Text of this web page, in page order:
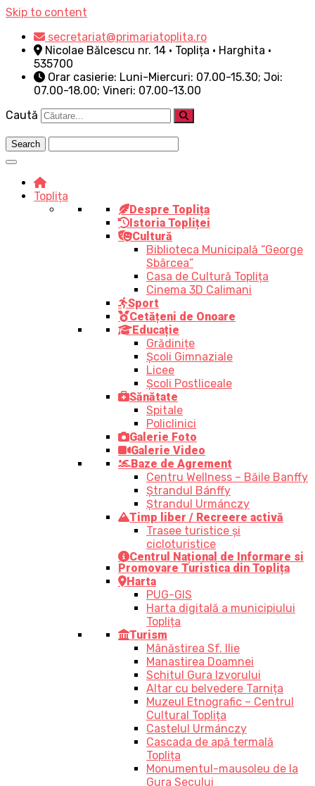
Skip to content
secretariat@primariatoplita.ro
Nicolae Bălcescu nr. 14 • Toplița • Harghita •
535700
Orar casierie: Luni-Miercuri: 07.00-15.30; Joi:
07.00-18.00; Vineri: 07.00-13.00
Caută
Toplița
Despre Toplița
Istoria Topliței
Cultură
Biblioteca Municipală “George
Sbârcea”
Casa de Cultură Toplița
Cinema 3D Calimani
Sport
Cetățeni de Onoare
Educație
Grădinițe
Școli Gimnaziale
Licee
Școli Postliceale
Sănătate
Spitale
Policlinici
Galerie Foto
Galerie Video
Baze de Agrement
Centru Wellness – Băile Banffy
Ștrandul Bánffy
Ștrandul Urmánczy
Timp liber / Recreere activă
Trasee turistice şi
cicloturistice
Centrul Național de Informare si
Promovare Turistica din Toplița
Harta
PUG-GIS
Harta digitală a municipiului
Toplița
Turism
Mânăstirea Sf. Ilie
Manastirea Doamnei
Schitul Gura Izvorului
Altar cu belvedere Tarnița
Muzeul Etnografic – Centrul
Cultural Toplița
Castelul Urmánczy
Cascada de apă termală
Toplița
Monumentul-mausoleu de la
Gura Secului